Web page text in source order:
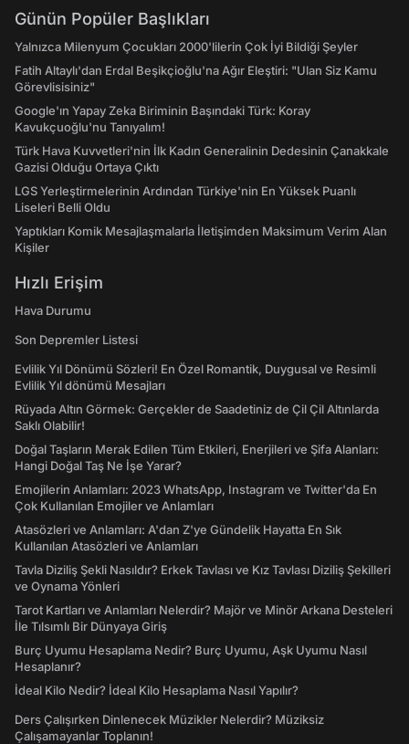
Günün Popüler Başlıkları
Yalnızca Milenyum Çocukları 2000'lilerin Çok İyi Bildiği Şeyler
Fatih Altaylı'dan Erdal Beşikçioğlu'na Ağır Eleştiri: "Ulan Siz Kamu
Görevlisisiniz"
Google'ın Yapay Zeka Biriminin Başındaki Türk: Koray
Kavukçuoğlu'nu Tanıyalım!
Türk Hava Kuvvetleri'nin İlk Kadın Generalinin Dedesinin Çanakkale
Gazisi Olduğu Ortaya Çıktı
LGS Yerleştirmelerinin Ardından Türkiye'nin En Yüksek Puanlı
Liseleri Belli Oldu
Yaptıkları Komik Mesajlaşmalarla İletişimden Maksimum Verim Alan
Kişiler
Hızlı Erişim
Hava Durumu
Son Depremler Listesi
Evlilik Yıl Dönümü Sözleri! En Özel Romantik, Duygusal ve Resimli
Evlilik Yıl dönümü Mesajları
Rüyada Altın Görmek: Gerçekler de Saadetiniz de Çil Çil Altınlarda
Saklı Olabilir!
Doğal Taşların Merak Edilen Tüm Etkileri, Enerjileri ve Şifa Alanları:
Hangi Doğal Taş Ne İşe Yarar?
Emojilerin Anlamları: 2023 WhatsApp, Instagram ve Twitter'da En
Çok Kullanılan Emojiler ve Anlamları
Atasözleri ve Anlamları: A'dan Z'ye Gündelik Hayatta En Sık
Kullanılan Atasözleri ve Anlamları
Tavla Diziliş Şekli Nasıldır? Erkek Tavlası ve Kız Tavlası Diziliş Şekilleri
ve Oynama Yönleri
Tarot Kartları ve Anlamları Nelerdir? Majör ve Minör Arkana Desteleri
İle Tılsımlı Bir Dünyaya Giriş
Burç Uyumu Hesaplama Nedir? Burç Uyumu, Aşk Uyumu Nasıl
Hesaplanır?
İdeal Kilo Nedir? İdeal Kilo Hesaplama Nasıl Yapılır?
Ders Çalışırken Dinlenecek Müzikler Nelerdir? Müziksiz
Çalışamayanlar Toplanın!